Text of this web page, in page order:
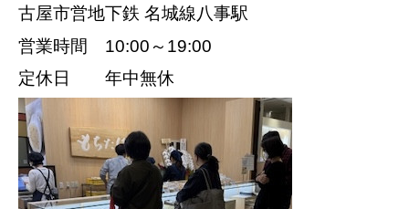
古屋市営地下鉄 名城線八事駅
営業時間 10:00～19:00
定休日 年中無休